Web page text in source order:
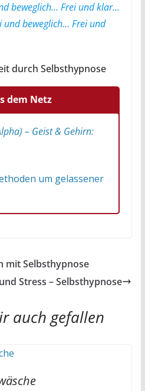
beweglich… Frei und klar…
beweglich… Frei und
durch Selbsthypnose
dem Netz
– Geist & Gehirn:
um gelassener
mit Selbsthypnose
Stress – Selbsthypnose
auch gefallen